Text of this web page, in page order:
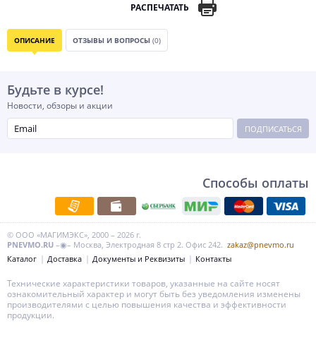
РАСПЕЧАТАТЬ
ОПИСАНИЕ ОТЗЫВЫ И ВОПРОСЫ (0)
Будьте в курсе!
Новости, обзоры и акции
ПОДПИСАТЬСЯ
Способы оплаты
© ООО «МАГИМЭКС», 2000 – 2026 г.
PNEVMO.RU –◉– Москва, Электродная 8 стр 2. Офис 242. zakaz@pnevmo.ru
Каталог
Доставка Документы и Реквизиты Контакты
Технические характеристики товаров, указанные на сайте носят
ознакомительный характер и могут быть без уведомления изменены
производителями с целью повышения качества и эффективности
продукции.